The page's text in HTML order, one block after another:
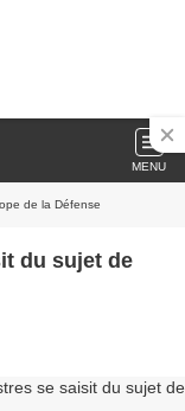
MENU
de la Défense
du sujet de